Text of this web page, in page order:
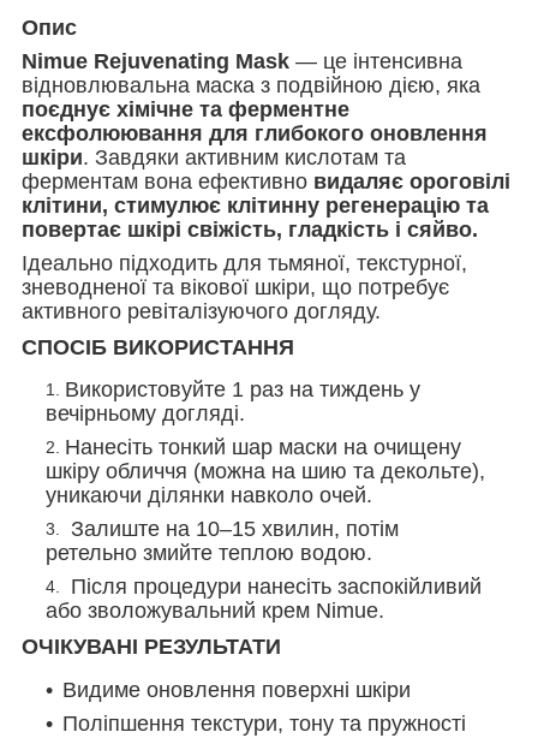
Опис
Nimue Rejuvenating Mask — це інтенсивна
відновлювальна маска з подвійною дією, яка
поєднує хімічне та ферментне
ексфолюювання для глибокого оновлення
шкіри. Завдяки активним кислотам та
ферментам вона ефективно видаляє ороговілі
клітини, стимулює клітинну регенерацію та
повертає шкірі свіжість, гладкість і сяйво.
Ідеально підходить для тьмяної, текстурної,
зневодненої та вікової шкіри, що потребує
активного ревіталізуючого догляду.
СПОСІБ ВИКОРИСТАННЯ
Використовуйте 1 раз на тиждень у
вечірньому догляді.
Нанесіть тонкий шар маски на очищену
шкіру обличчя (можна на шию та декольте),
уникаючи ділянки навколо очей.
Залиште на 10–15 хвилин, потім
ретельно змийте теплою водою.
Після процедури нанесіть заспокійливий
або зволожувальний крем Nimue.
ОЧІКУВАНІ РЕЗУЛЬТАТИ
Видиме оновлення поверхні шкіри
Поліпшення текстури, тону та пружності